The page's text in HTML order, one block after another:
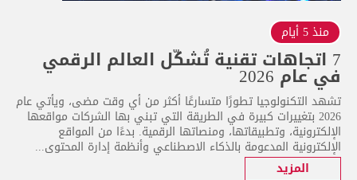
منذ 5 أيام
7 اتجاهات تقنية تُشكّل العالم الرقمي
في عام 2026
تشهد التكنولوجيا تطورًا متسارعًا أكثر من أي وقت مضى، ويأتي عام
2026 بتغييرات كبيرة في الطريقة التي تبني بها الشركات مواقعها
الإلكترونية، وتطبيقاتها، ومنصاتها الرقمية. بدءًا من المواقع
الإلكترونية المدعومة بالذكاء الاصطناعي وأنظمة إدارة المحتوى...
المزيد